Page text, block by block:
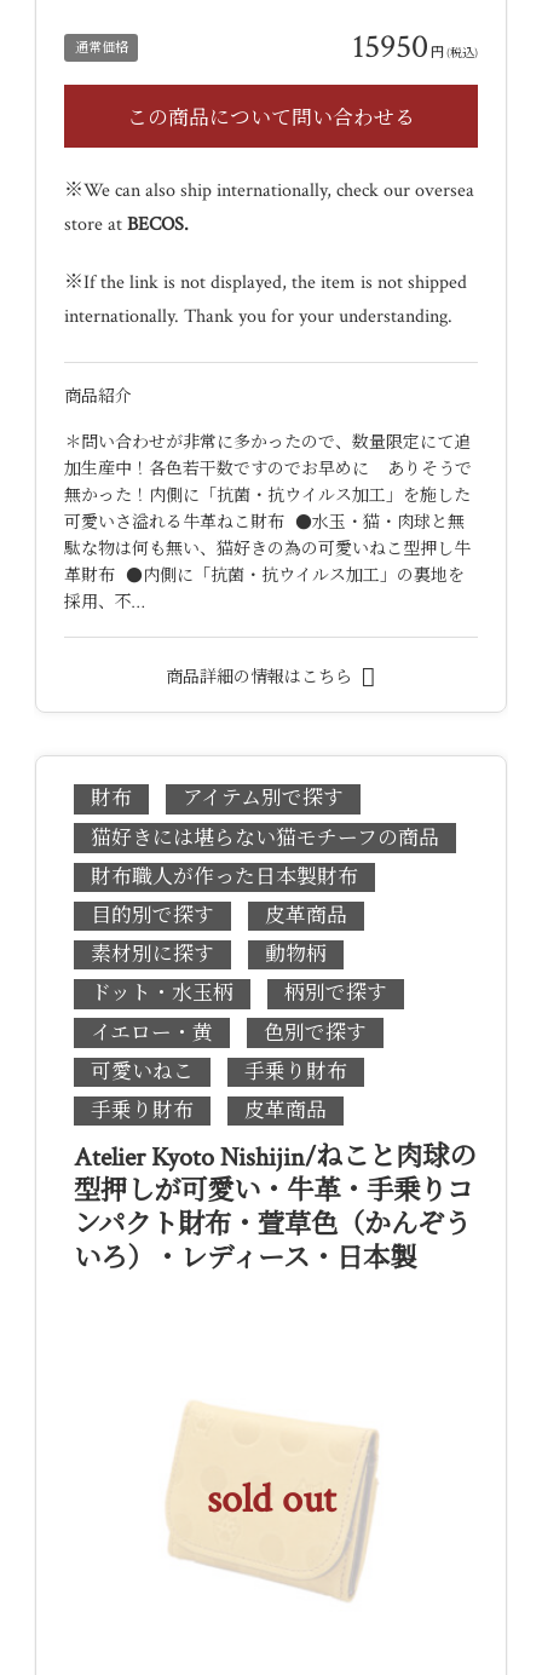
通常価格 15950 円(税込)
※We can also ship internationally, check our oversea
store atBECOS.
※If the link is not displayed, the item is not shipped
internationally. Thank you for your understanding.
商品紹介
＊問い合わせが非常に多かったので、数量限定にて追
加生産中！各色若干数ですのでお早めに ありそうで
無かった！内側に「抗菌・抗ウイルス加工」を施した
可愛いさ溢れる牛革ねこ財布 ●水玉・猫・肉球と無
駄な物は何も無い、猫好きの為の可愛いねこ型押し牛
革財布 ●内側に「抗菌・抗ウイルス加工」の裏地を
採用、不…
商品詳細の情報はこちら
財布
アイテム別で探す
猫好きには堪らない猫モチーフの商品
財布職人が作った日本製財布
目的別で探す
皮革商品
素材別に探す
動物柄
ドット・水玉柄
柄別で探す
イエロー・黄
色別で探す
可愛いねこ
手乗り財布
手乗り財布
皮革商品
Atelier Kyoto Nishijin/ねこと肉球の
型押しが可愛い・牛革・手乗りコ
ンパクト財布・萱草色（かんぞう
いろ）・レディース・日本製
sold out